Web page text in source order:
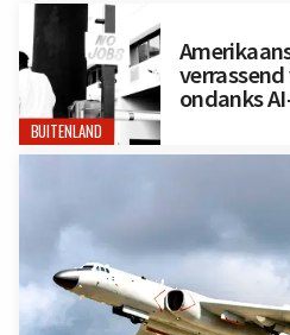
BUITENLAND
ondanks